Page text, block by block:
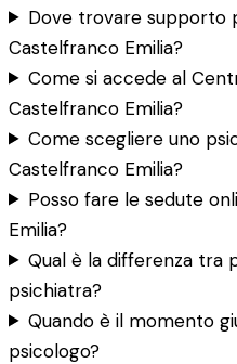
Dove trovare supporto
Castelfranco Emilia?
Come si accede al
Castelfranco Emilia?
Come scegliere uno
Castelfranco Emilia?
Posso fare le sedute
Emilia?
Qual è la differenza tra
psichiatra?
Quando è il momento
psicologo?